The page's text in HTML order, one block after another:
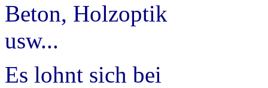
Beton, Holzoptik
usw...
Es lohnt sich bei